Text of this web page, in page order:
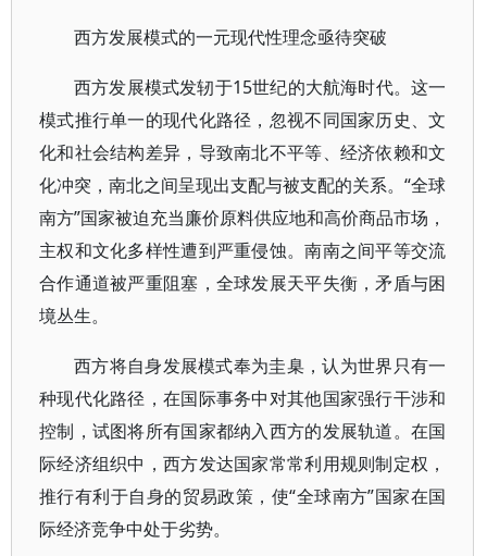
西方发展模式的一元现代性理念亟待突破
西方发展模式发轫于15世纪的大航海时代。这一
模式推行单一的现代化路径，忽视不同国家历史、文
化和社会结构差异，导致南北不平等、经济依赖和文
化冲突，南北之间呈现出支配与被支配的关系。“全球
南方”国家被迫充当廉价原料供应地和高价商品市场，
主权和文化多样性遭到严重侵蚀。南南之间平等交流
合作通道被严重阻塞，全球发展天平失衡，矛盾与困
境丛生。
西方将自身发展模式奉为圭臬，认为世界只有一
种现代化路径，在国际事务中对其他国家强行干涉和
控制，试图将所有国家都纳入西方的发展轨道。在国
际经济组织中，西方发达国家常常利用规则制定权，
推行有利于自身的贸易政策，使“全球南方”国家在国
际经济竞争中处于劣势。